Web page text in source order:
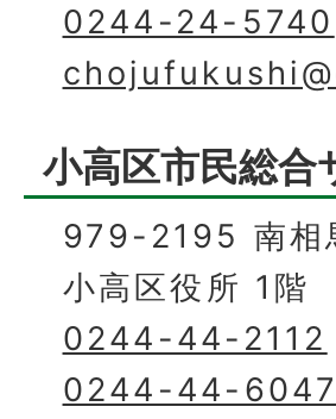
0244-24-5740
小高区市民総合
979-2195 南相
小高区役所 1階
0244-44-2112
0244-44-6047